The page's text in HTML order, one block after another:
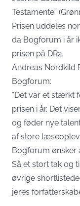
Testamente”
Prisen uddeles
da Bogforum i år
prisen på DR2.
Andreas Nordkild
Bogforum:
”Det var et stærkt
prisen i år. Det
og føder nye
af store
Bogforum ønsker
Så et stort tak og
øvrige
jeres